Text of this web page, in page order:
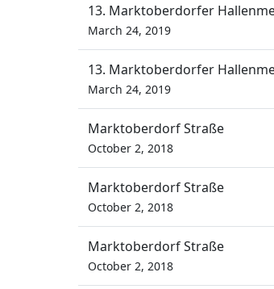
13. Marktoberdorfer
March 24, 2019
13. Marktoberdorfer
March 24, 2019
Marktoberdorf Straße
October 2, 2018
Marktoberdorf Straße
October 2, 2018
Marktoberdorf Straße
October 2, 2018